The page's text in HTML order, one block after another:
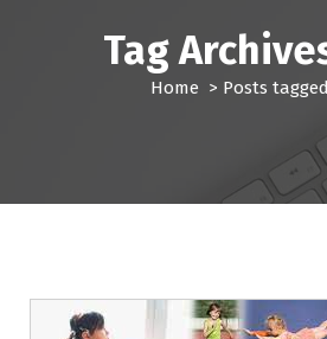
Tag
Home > Posts